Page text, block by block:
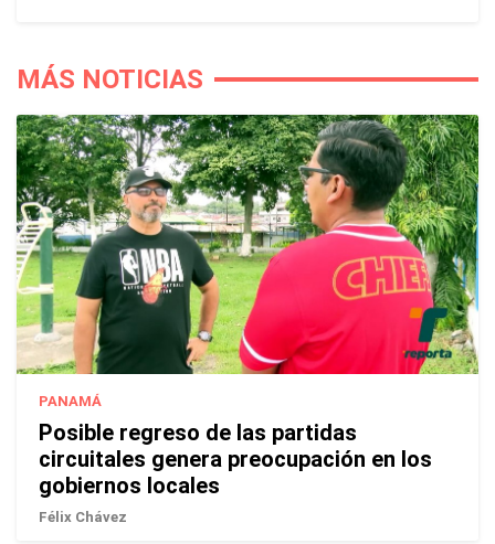
MÁS NOTICIAS
PANAMÁ
Posible regreso de las partidas
circuitales genera preocupación en los
gobiernos locales
Félix Chávez